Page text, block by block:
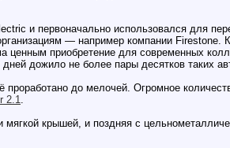
и первоначально использовался для
— например компании
ценным приобретение для современных
дожило не более пары десятков таких
до мелочей. Огромное
2.1.
крышей, и поздняя с